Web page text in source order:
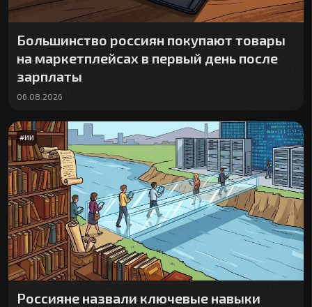
Большинство россиян покупают товары
на маркетплейсах в первый день после
зарплаты
06.08.2026
#ИИ
Россияне назвали ключевые навыки